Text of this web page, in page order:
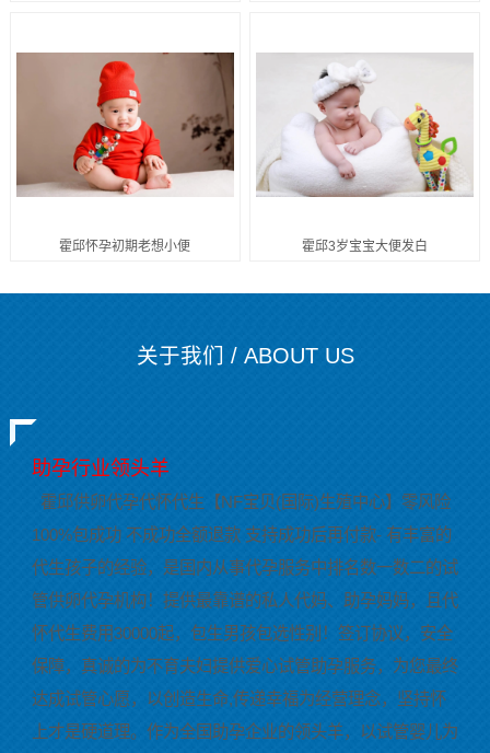
霍邱怀孕初期老想小便 霍邱3岁宝宝大便发白
关于我们 / ABOUT US
助孕行业领头羊
霍邱供卵代孕代怀代生【NF宝贝(国际)生殖中心】零风险
100%包成功 不成功全额退款 支持成功后再付款- 有丰富的
代生孩子的经验，是国内从事代孕服务中排名数一数二的试
管供卵代孕机构！提供最靠谱的私人代妈、助孕妈妈，且代
怀代生费用30000起，包生男孩包选性别！签订协议，安全
保障，真诚的为不育夫妇提供爱心试管助孕服务，为您最终
达成试管心愿，以创造生命,传递幸福为经营理念，坚持怀
上才是硬道理。作为全国助孕企业的领头羊，以试管婴儿为